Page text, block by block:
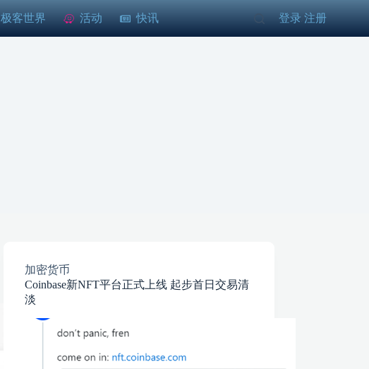
极客世界 活动 快讯 登录 注册
加密货币
Coinbase新NFT平台正式上线 起步首日交易清
淡